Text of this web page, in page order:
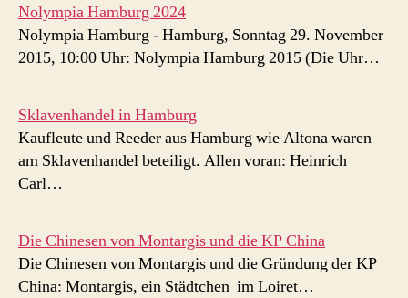
Nolympia Hamburg 2024
Nolympia Hamburg - Hamburg, Sonntag 29. November
2015, 10:00 Uhr: Nolympia Hamburg 2015 (Die Uhr…
Sklavenhandel in Hamburg
Kaufleute und Reeder aus Hamburg wie Altona waren
am Sklavenhandel beteiligt. Allen voran: Heinrich
Carl…
Die Chinesen von Montargis und die KP China
Die Chinesen von Montargis und die Gründung der KP
China: Montargis, ein Städtchen im Loiret…